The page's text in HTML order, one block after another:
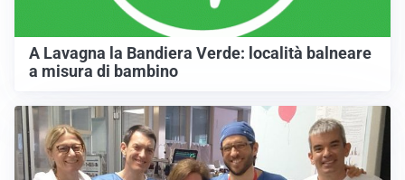
A Lavagna la Bandiera Verde: località balneare
a misura di bambino